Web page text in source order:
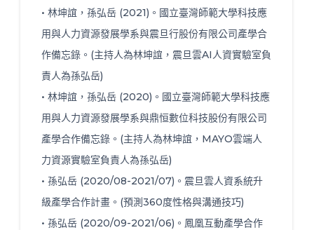
• 林坤誼，孫弘岳 (2021)。國立臺灣師範大學科技應
用與人力資源發展學系與震旦行股份有限公司產學合
作備忘錄。(主持人為林坤誼，震旦雲AI人資實驗室負
責人為孫弘岳)
• 林坤誼，孫弘岳 (2020)。國立臺灣師範大學科技應
用與人力資源發展學系與鼎恒數位科技股份有限公司
產學合作備忘錄。(主持人為林坤誼，MAYO雲端人
力資源實驗室負責人為孫弘岳)
• 孫弘岳 (2020/08-2021/07)。震旦雲人資系統升
級產學合作計畫。(預測360度性格與溝通技巧)
• 孫弘岳 (2020/09-2021/06)。鳳凰互動產學合作